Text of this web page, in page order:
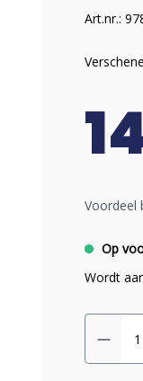
Art.nr.:
Voordeel
Op
Wordt